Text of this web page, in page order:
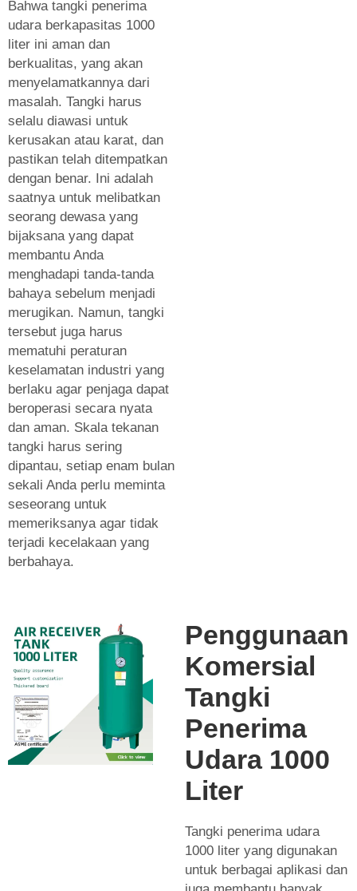
Bahwa tangki penerima
udara berkapasitas 1000
liter ini aman dan
berkualitas, yang akan
menyelamatkannya dari
masalah. Tangki harus
selalu diawasi untuk
kerusakan atau karat, dan
pastikan telah ditempatkan
dengan benar. Ini adalah
saatnya untuk melibatkan
seorang dewasa yang
bijaksana yang dapat
membantu Anda
menghadapi tanda-tanda
bahaya sebelum menjadi
merugikan. Namun, tangki
tersebut juga harus
mematuhi peraturan
keselamatan industri yang
berlaku agar penjaga dapat
beroperasi secara nyata
dan aman. Skala tekanan
tangki harus sering
dipantau, setiap enam bulan
sekali Anda perlu meminta
seseorang untuk
memeriksanya agar tidak
terjadi kecelakaan yang
berbahaya.
Penggunaan
Komersial
Tangki
Penerima
Udara 1000
Liter
Tangki penerima udara
1000 liter yang digunakan
untuk berbagai aplikasi dan